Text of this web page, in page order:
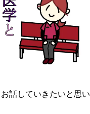
話していきたいと思い